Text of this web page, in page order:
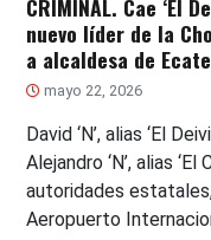
CRIMINAL. Cae ‘El
nuevo líder de la
a alcaldesa de
mayo 22, 2026
David ‘N’, alias ‘El
Alejandro ‘N’, alias
autoridades
Aeropuerto